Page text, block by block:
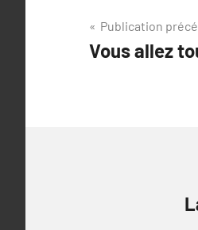
Navigation
de
Publication
Vous allez